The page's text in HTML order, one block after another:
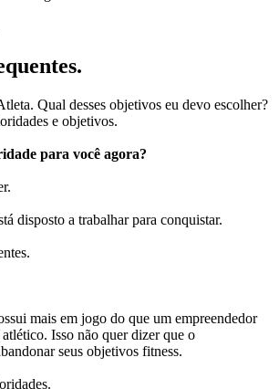
Qual desses objetivos eu devo escolher?
e objetivos.
para você agora?
disposto a trabalhar para conquistar.
mais em jogo do que um empreendedor
Isso não quer dizer que o
seus objetivos fitness.